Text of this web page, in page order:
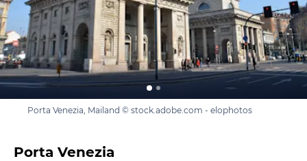
Porta Venezia, Mailand © stock.adobe.com - elophotos
Porta Venezia